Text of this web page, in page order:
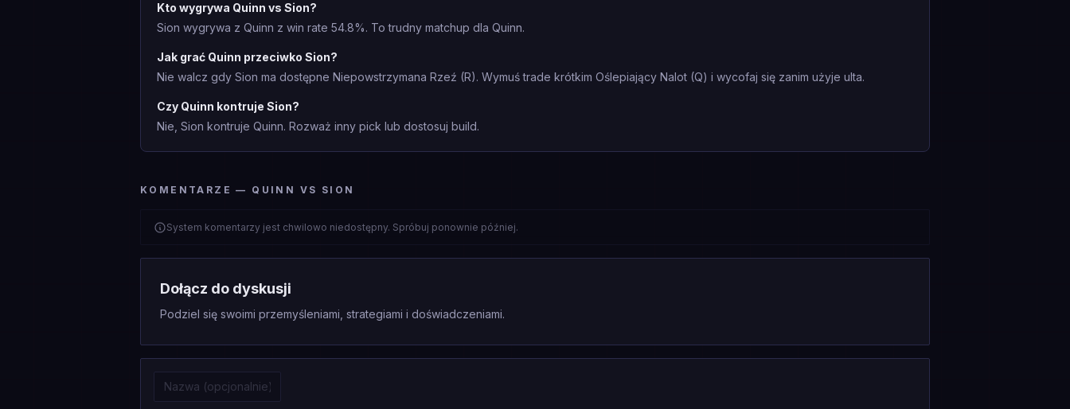
Kto wygrywa Quinn vs Sion?
Sion wygrywa z Quinn z win rate 54.8%. To trudny matchup dla Quinn.
Jak grać Quinn przeciwko Sion?
Nie walcz gdy Sion ma dostępne Niepowstrzymana Rzeź (R). Wymuś trade krótkim Oślepiający Nalot (Q) i wycofaj się zanim użyje ulta.
Czy Quinn kontruje Sion?
Nie, Sion kontruje Quinn. Rozważ inny pick lub dostosuj build.
KOMENTARZE — QUINN VS SION
System komentarzy jest chwilowo niedostępny. Spróbuj ponownie później.
Dołącz do dyskusji
Podziel się swoimi przemyśleniami, strategiami i doświadczeniami.